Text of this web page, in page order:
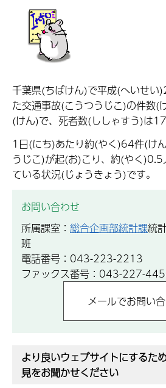
千葉県(ちばけん)で平成(へいせ
た交通事故(こうつうじこ)の件数
(けん)で、死者数(ししゃすう)は
1日(にち)あたり約(やく)64件(け
うじこ)が起(お)こり、約(やく
ている状況(じょうきょう)です。
お問い合わせ
所属課室： 総合企画部統計課統
班
電話番号：043-223-2213
ファックス番号：043-227-
より良いウェブサイトにするた
見をお聞かせください